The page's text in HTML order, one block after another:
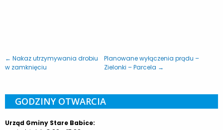
← Nakaz utrzymywania drobiu
w zamknięciu
Planowane wyłączenia prądu –
Zielonki – Parcela →
GODZINY OTWARCIA
Urząd Gminy Stare Babice: